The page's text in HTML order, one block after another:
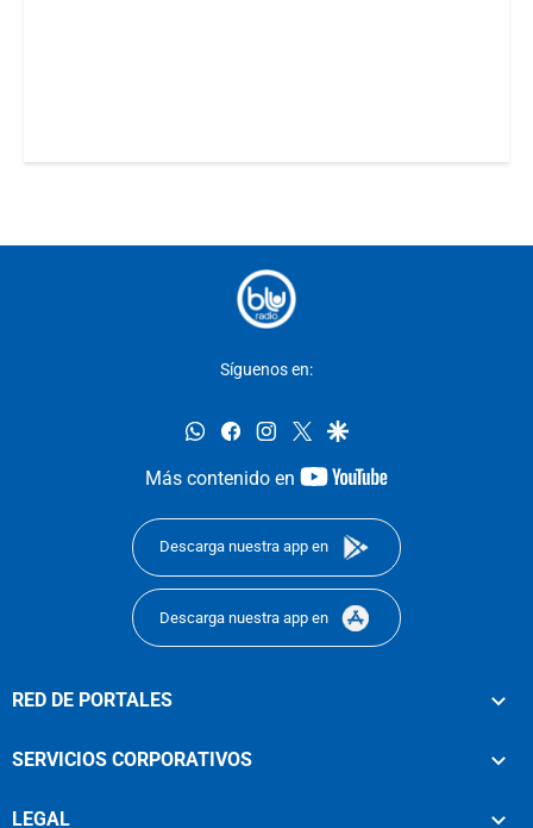
Síguenos en:
whatsappfacebookinstagram
twittergoogle
Más contenido en
youtube-
Descarga nuestra app en
Descarga nuestra app en
RED DE PORTALES
SERVICIOS CORPORATIVOS
LEGAL